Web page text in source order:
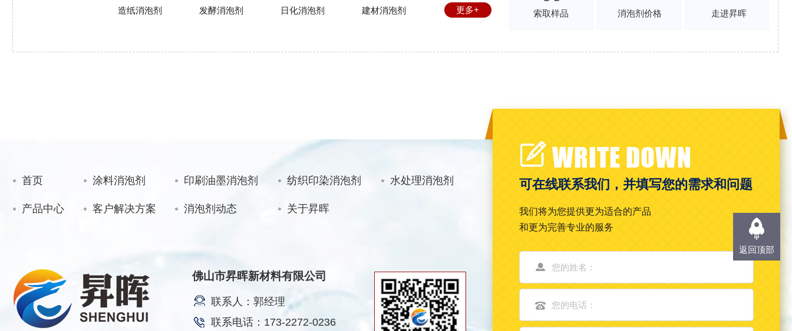
造纸消泡剂 发酵消泡剂 日化消泡剂 建材消泡剂 更多+ 索取样品 消泡剂价格 走进昇晖
首页 涂料消泡剂 印刷油墨消泡剂 纺织印染消泡剂 水处理消泡剂
产品中心 客户解决方案 消泡剂动态 关于昇晖
佛山市昇晖新材料有限公司
联系人：郭经理
联系电话：173-2272-0236
WRITE DOWN
可在线联系我们，并填写您的需求和问题
我们将为您提供更为适合的产品
和更为完善专业的服务
返回顶部